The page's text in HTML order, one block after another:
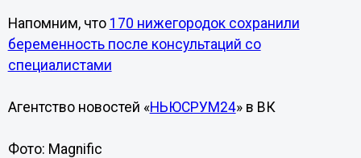
Напомним, что 170 нижегородок сохранили
беременность после консультаций со
специалистами
Агентство новостей «НЬЮСРУМ24» в ВК
Фото: Magnific